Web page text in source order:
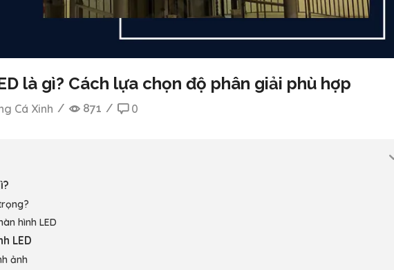
là gì? Cách lựa chọn độ phân giải phù hợp
Cá Xinh / 871 / 0
hình LED
LED
ảnh